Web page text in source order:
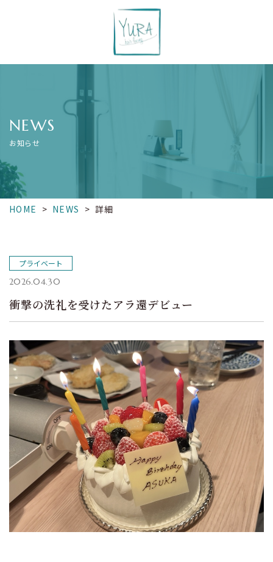
NEWS
お知らせ
HOME > NEWS > 詳細
プライベート
2026.04.30
衝撃の洗礼を受けたアラ還デビュー